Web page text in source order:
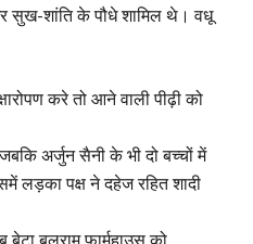
सुख-शांति के पौधे शामिल थे। वधू
करे तो आने वाली पीढ़ी को
अर्जुन सैनी के भी दो बच्चों में
लड़का पक्ष ने दहेज रहित शादी
बलराम फार्महाउस को